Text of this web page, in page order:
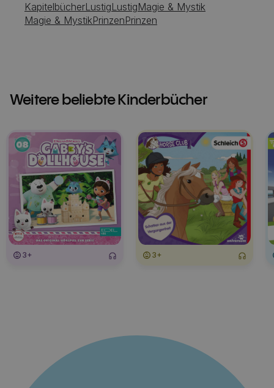
KapitelbücherLustigLustigMagie & Mystik
Magie & MystikPrinzenPrinzen
Weitere beliebte Kinderbücher
3+ 3+